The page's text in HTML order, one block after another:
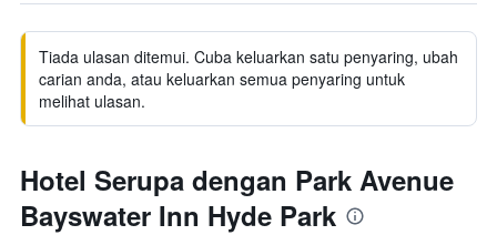
Tiada ulasan ditemui. Cuba keluarkan satu penyaring, ubah
carian anda, atau keluarkan semua penyaring untuk
melihat ulasan.
Hotel Serupa dengan Park Avenue
Bayswater Inn Hyde Park